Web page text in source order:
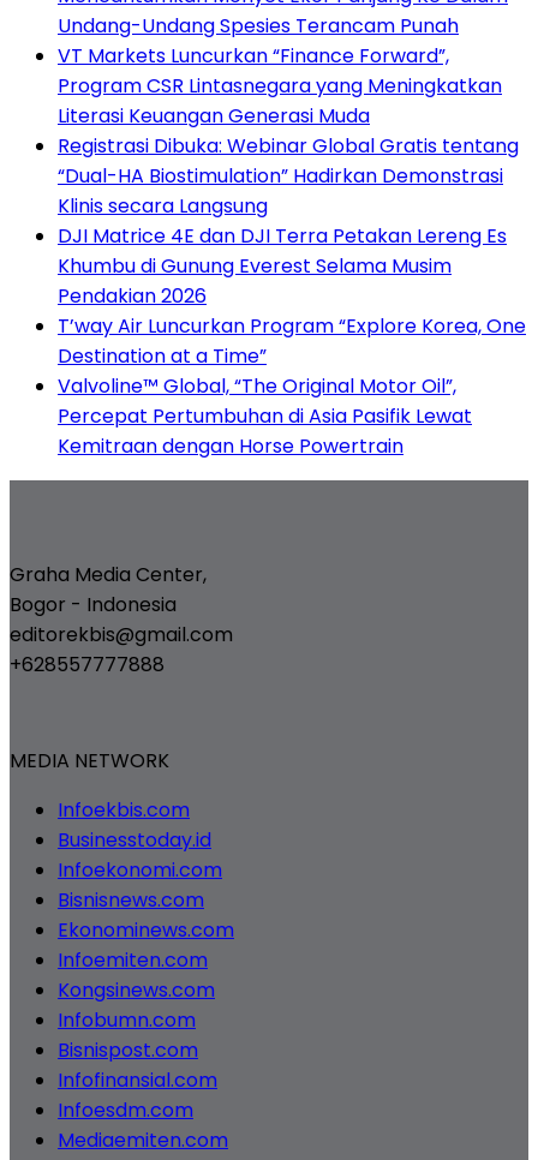
Undang-Undang Spesies Terancam Punah
VT Markets Luncurkan “Finance Forward”,
Program CSR Lintasnegara yang Meningkatkan
Literasi Keuangan Generasi Muda
Registrasi Dibuka: Webinar Global Gratis tentang
“Dual-HA Biostimulation” Hadirkan Demonstrasi
Klinis secara Langsung
DJI Matrice 4E dan DJI Terra Petakan Lereng Es
Khumbu di Gunung Everest Selama Musim
Pendakian 2026
T’way Air Luncurkan Program “Explore Korea, One
Destination at a Time”
Valvoline™ Global, “The Original Motor Oil”,
Percepat Pertumbuhan di Asia Pasifik Lewat
Kemitraan dengan Horse Powertrain
Graha Media Center,
Bogor - Indonesia
editorekbis@gmail.com
+628557777888
MEDIA NETWORK
Infoekbis.com
Businesstoday.id
Infoekonomi.com
Bisnisnews.com
Ekonominews.com
Infoemiten.com
Kongsinews.com
Infobumn.com
Bisnispost.com
Infofinansial.com
Infoesdm.com
Mediaemiten.com